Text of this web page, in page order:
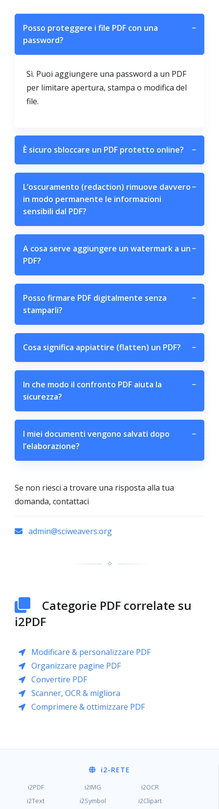
Posso proteggere i file PDF con una
password?
−
Sì. Puoi aggiungere una password a un PDF
per limitare apertura, stampa o modifica del
file.
È sicuro sbloccare un PDF protetto online? −
L’oscuramento (redaction) rimuove davvero
in modo permanente le informazioni
sensibili dal PDF?
−
A cosa serve aggiungere un watermark a un
PDF?
−
Posso firmare PDF digitalmente senza
stamparli?
−
Cosa significa appiattire (flatten) un PDF? −
In che modo il confronto PDF aiuta la
sicurezza?
−
I miei documenti vengono salvati dopo
l’elaborazione?
−
Se non riesci a trovare una risposta alla tua
domanda, contattaci
admin@sciweavers.org
✧
Categorie PDF correlate su
i2PDF
Modificare & personalizzare PDF
Organizzare pagine PDF
Convertire PDF
Scanner, OCR & migliora
Comprimere & ottimizzare PDF
i2-RETE
i2PDF i2IMG
i2OCR
i2Text
i2Symbol i2Clipart